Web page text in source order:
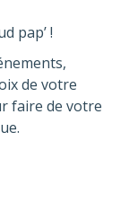
pap’ !
de votre
faire de votre